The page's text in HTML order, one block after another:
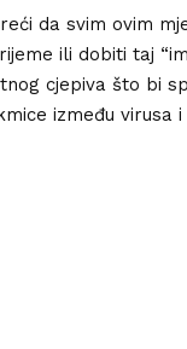
da svim ovim
ili dobiti taj
cjepiva što bi
između virusa